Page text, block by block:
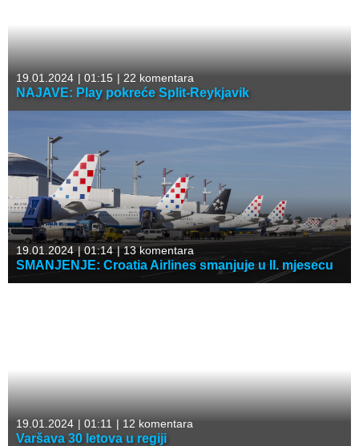
19.01.2024 | 01:15 | 22 komentara
NAJAVE: Play pokreće Split-Reykjavik
19.01.2024 |01:14 |13 komentara
SMANJENJE: Croatia Airlines smanjuje u II. mjesecu
19.01.2024 | 01:11 | 12 komentara
Varšava 30 letova u regiji